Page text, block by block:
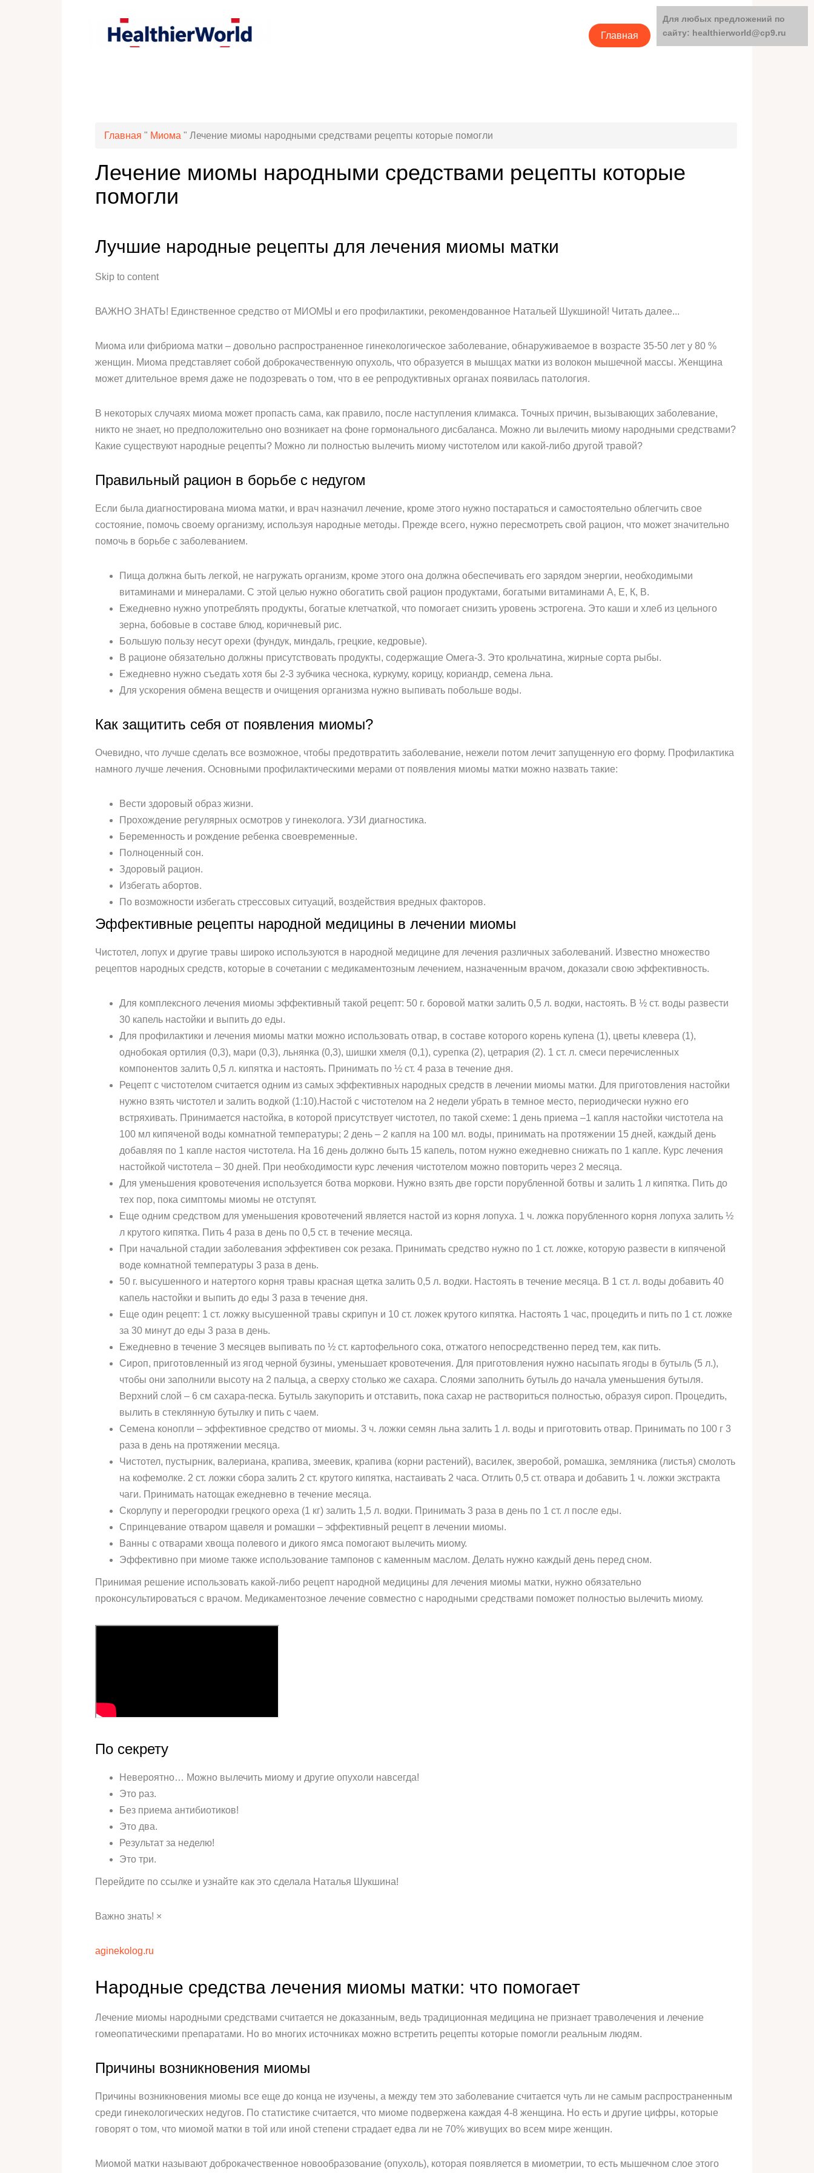
Главная Категории
Главная " Миома " Лечение миомы народными средствами рецепты которые помогли
Лечение миомы народными средствами рецепты которые
помогли
Лучшие народные рецепты для лечения миомы матки
Skip to content
ВАЖНО ЗНАТЬ! Единственное средство от МИОМЫ и его профилактики, рекомендованное Натальей Шукшиной! Читать далее...
Миома или фибриома матки – довольно распространенное гинекологическое заболевание, обнаруживаемое в возрасте 35-50 лет у 80 %
женщин. Миома представляет собой доброкачественную опухоль, что образуется в мышцах матки из волокон мышечной массы. Женщина
может длительное время даже не подозревать о том, что в ее репродуктивных органах появилась патология.
В некоторых случаях миома может пропасть сама, как правило, после наступления климакса. Точных причин, вызывающих заболевание,
никто не знает, но предположительно оно возникает на фоне гормонального дисбаланса. Можно ли вылечить миому народными средствами?
Какие существуют народные рецепты? Можно ли полностью вылечить миому чистотелом или какой-либо другой травой?
Правильный рацион в борьбе с недугом
Если была диагностирована миома матки, и врач назначил лечение, кроме этого нужно постараться и самостоятельно облегчить свое
состояние, помочь своему организму, используя народные методы. Прежде всего, нужно пересмотреть свой рацион, что может значительно
помочь в борьбе с заболеванием.
Пища должна быть легкой, не нагружать организм, кроме этого она должна обеспечивать его зарядом энергии, необходимыми
витаминами и минералами. С этой целью нужно обогатить свой рацион продуктами, богатыми витаминами А, Е, К, В.
Ежедневно нужно употреблять продукты, богатые клетчаткой, что помогает снизить уровень эстрогена. Это каши и хлеб из цельного
зерна, бобовые в составе блюд, коричневый рис.
Большую пользу несут орехи (фундук, миндаль, грецкие, кедровые).
В рационе обязательно должны присутствовать продукты, содержащие Омега-3. Это крольчатина, жирные сорта рыбы.
Ежедневно нужно съедать хотя бы 2-3 зубчика чеснока, куркуму, корицу, кориандр, семена льна.
Для ускорения обмена веществ и очищения организма нужно выпивать побольше воды.
Как защитить себя от появления миомы?
Очевидно, что лучше сделать все возможное, чтобы предотвратить заболевание, нежели потом лечит запущенную его форму. Профилактика
намного лучше лечения. Основными профилактическими мерами от появления миомы матки можно назвать такие:
Вести здоровый образ жизни.
Прохождение регулярных осмотров у гинеколога. УЗИ диагностика.
Беременность и рождение ребенка своевременные.
Полноценный сон.
Здоровый рацион.
Избегать абортов.
По возможности избегать стрессовых ситуаций, воздействия вредных факторов.
Эффективные рецепты народной медицины в лечении миомы
Чистотел, лопух и другие травы широко используются в народной медицине для лечения различных заболеваний. Известно множество
рецептов народных средств, которые в сочетании с медикаментозным лечением, назначенным врачом, доказали свою эффективность.
Для комплексного лечения миомы эффективный такой рецепт: 50 г. боровой матки залить 0,5 л. водки, настоять. В ½ ст. воды развести
30 капель настойки и выпить до еды.
Для профилактики и лечения миомы матки можно использовать отвар, в составе которого корень купена (1), цветы клевера (1),
однобокая ортилия (0,3), мари (0,3), льнянка (0,3), шишки хмеля (0,1), сурепка (2), цетрария (2). 1 ст. л. смеси перечисленных
компонентов залить 0,5 л. кипятка и настоять. Принимать по ½ ст. 4 раза в течение дня.
Рецепт с чистотелом считается одним из самых эффективных народных средств в лечении миомы матки. Для приготовления настойки
нужно взять чистотел и залить водкой (1:10).Настой с чистотелом на 2 недели убрать в темное место, периодически нужно его
встряхивать. Принимается настойка, в которой присутствует чистотел, по такой схеме: 1 день приема –1 капля настойки чистотела на
100 мл кипяченой воды комнатной температуры; 2 день – 2 капля на 100 мл. воды, принимать на протяжении 15 дней, каждый день
добавляя по 1 капле настоя чистотела. На 16 день должно быть 15 капель, потом нужно ежедневно снижать по 1 капле. Курс лечения
настойкой чистотела – 30 дней. При необходимости курс лечения чистотелом можно повторить через 2 месяца.
Для уменьшения кровотечения используется ботва моркови. Нужно взять две горсти порубленной ботвы и залить 1 л кипятка. Пить до
тех пор, пока симптомы миомы не отступят.
Еще одним средством для уменьшения кровотечений является настой из корня лопуха. 1 ч. ложка порубленного корня лопуха залить ½
л крутого кипятка. Пить 4 раза в день по 0,5 ст. в течение месяца.
При начальной стадии заболевания эффективен сок резака. Принимать средство нужно по 1 ст. ложке, которую развести в кипяченой
воде комнатной температуры 3 раза в день.
50 г. высушенного и натертого корня травы красная щетка залить 0,5 л. водки. Настоять в течение месяца. В 1 ст. л. воды добавить 40
капель настойки и выпить до еды 3 раза в течение дня.
Еще один рецепт: 1 ст. ложку высушенной травы скрипун и 10 ст. ложек крутого кипятка. Настоять 1 час, процедить и пить по 1 ст. ложке
за 30 минут до еды 3 раза в день.
Ежедневно в течение 3 месяцев выпивать по ½ ст. картофельного сока, отжатого непосредственно перед тем, как пить.
Сироп, приготовленный из ягод черной бузины, уменьшает кровотечения. Для приготовления нужно насыпать ягоды в бутыль (5 л.),
чтобы они заполнили высоту на 2 пальца, а сверху столько же сахара. Слоями заполнить бутыль до начала уменьшения бутыля.
Верхний слой – 6 см сахара-песка. Бутыль закупорить и отставить, пока сахар не раствориться полностью, образуя сироп. Процедить,
вылить в стеклянную бутылку и пить с чаем.
Семена конопли – эффективное средство от миомы. 3 ч. ложки семян льна залить 1 л. воды и приготовить отвар. Принимать по 100 г 3
раза в день на протяжении месяца.
Чистотел, пустырник, валериана, крапива, змеевик, крапива (корни растений), василек, зверобой, ромашка, земляника (листья) смолоть
на кофемолке. 2 ст. ложки сбора залить 2 ст. крутого кипятка, настаивать 2 часа. Отлить 0,5 ст. отвара и добавить 1 ч. ложки экстракта
чаги. Принимать натощак ежедневно в течение месяца.
Скорлупу и перегородки грецкого ореха (1 кг) залить 1,5 л. водки. Принимать 3 раза в день по 1 ст. л после еды.
Спринцевание отваром щавеля и ромашки – эффективный рецепт в лечении миомы.
Ванны с отварами хвоща полевого и дикого ямса помогают вылечить миому.
Эффективно при миоме также использование тампонов с каменным маслом. Делать нужно каждый день перед сном.
Принимая решение использовать какой-либо рецепт народной медицины для лечения миомы матки, нужно обязательно
проконсультироваться с врачом. Медикаментозное лечение совместно с народными средствами поможет полностью вылечить миому.
По секрету
Невероятно… Можно вылечить миому и другие опухоли навсегда!
Это раз.
Без приема антибиотиков!
Это два.
Результат за неделю!
Это три.
Перейдите по ссылке и узнайте как это сделала Наталья Шукшина!
Важно знать! ×
aginekolog.ru
Народные средства лечения миомы матки: что помогает
Лечение миомы народными средствами считается не доказанным, ведь традиционная медицина не признает траволечения и лечение
гомеопатическими препаратами. Но во многих источниках можно встретить рецепты которые помогли реальным людям.
Причины возникновения миомы
Причины возникновения миомы все еще до конца не изучены, а между тем это заболевание считается чуть ли не самым распространенным
среди гинекологических недугов. По статистике считается, что миоме подвержена каждая 4-8 женщина. Но есть и другие цифры, которые
говорят о том, что миомой матки в той или иной степени страдает едва ли не 70% живущих во всем мире женщин.
Миомой матки называют доброкачественное новообразование (опухоль), которая появляется в миометрии, то есть мышечном слое этого
Для любых предложений по
сайту: healthierworld@cp9.ru